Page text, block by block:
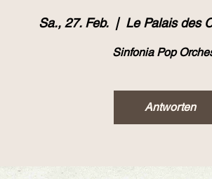
Sa., 27. Feb.
  |
Le Palais des
Sinfonia Pop
Antworten